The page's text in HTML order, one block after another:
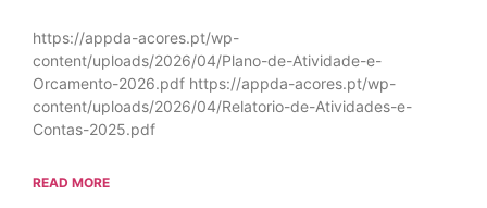
https://appda-acores.pt/wp-
content/uploads/2026/04/Plano-de-Atividade-e-
Orcamento-2026.pdf https://appda-acores.pt/wp-
content/uploads/2026/04/Relatorio-de-Atividades-e-
Contas-2025.pdf
READ MORE